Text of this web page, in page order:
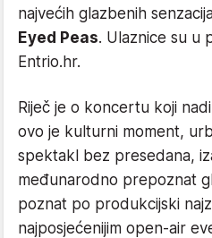
najvećih glazbenih
Eyed Peas. Ulaznice su u
Entrio.hr.
Riječ je o koncertu koji
ovo je kulturni moment,
spektakl bez presedana,
međunarodno prepoznat
poznat po produkcijski
najposjećenijim open-air